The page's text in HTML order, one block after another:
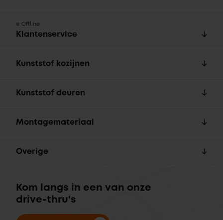
Offline
Klantenservice
Kunststof kozijnen
Kunststof deuren
Montagemateriaal
Overige
Kom langs in een van onze
drive-thru's